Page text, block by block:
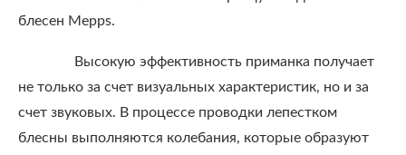
блесен Mepps.
Высокую эффективность приманка получает
не только за счет визуальных характеристик, но и за
счет звуковых. В процессе проводки лепестком
блесны выполняются колебания, которые образуют